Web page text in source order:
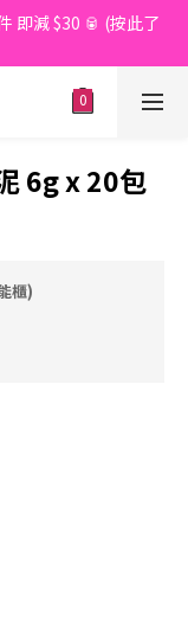
起免澳門運費*
即減 $30 🥫 (按此了
免澳門運費*
6g x 20包
櫃)